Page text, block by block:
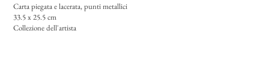
Carta piegata e lacerata, punti metallici
33.5 x 25.5 cm
Collezione dell'artista